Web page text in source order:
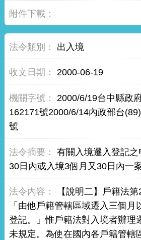
出入境
2000-06-19
2000/6/19台中縣政
162171號2000/6/14內政部台
號
有關入境遷入登記
30日內或入境3個月又30日內一
【說明二】戶籍法第
「由他戶籍管轄區域遷入三個月
登記。」惟戶籍法對入境者辦理
未規定。為使在國內各戶籍管轄